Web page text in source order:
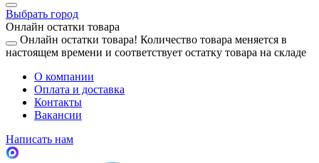
Выбрать город
Онлайн остатки товара
Онлайн остатки товара! Количество товара меняется в
настоящем времени и соответствует остатку товара на складе
О компании
Оплата и доставка
Контакты
Вакансии
Написать нам